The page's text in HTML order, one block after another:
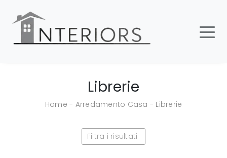
Librerie
Home - Arredamento Casa - Librerie
Filtra i risultati